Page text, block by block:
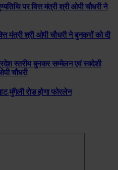
पर वित्त मंत्री श्री ओपी चौधरी ने
मंत्री श्री ओपी चौधरी ने बुनकरों को दी
स्तरीय बुनकर सम्मेलन एवं स्वदेशी
चौधरी
मुंगेली रोड होगा फोरलेन